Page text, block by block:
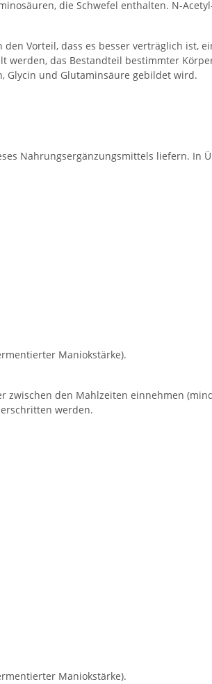
die Schwefel enthalten. N-
Vorteil, dass es besser verträglich
das Bestandteil bestimmter
Glycin und Glutaminsäure gebildet wird.
Nahrungsergänzungsmittels liefern. In
Maniokstärke).
zwischen den Mahlzeiten einnehmen
werden.
Maniokstärke).